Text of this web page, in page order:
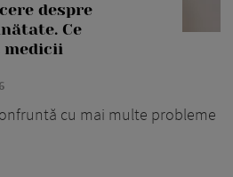
despre
Ce
medicii
cu mai multe probleme